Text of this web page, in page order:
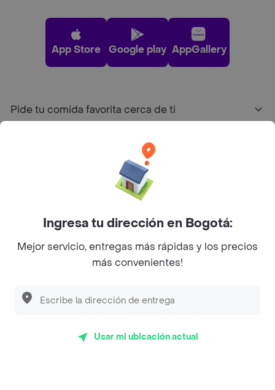
App Store Google play AppGallery
Pide tu comida favorita cerca de ti
Sobre Rappi
Facebook
Twitter
Instagram
Ingresa tu dirección en Bogotá:
Mejor servicio, entregas más rápidas y los precios
más convenientes!
Usar mi ubicación actual